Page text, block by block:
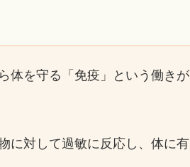
体を守る「免疫」という働きが
に対して過敏に反応し、体に有